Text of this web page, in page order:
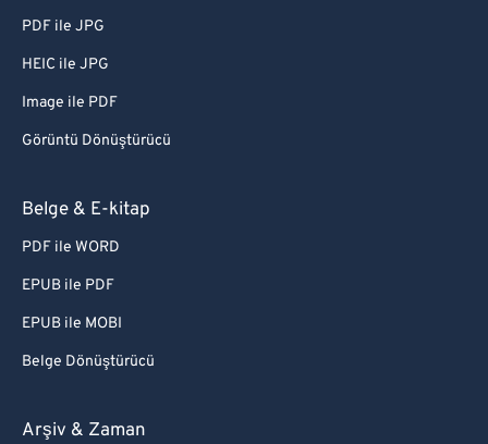
PDF ile JPG
HEIC ile JPG
Image ile PDF
Görüntü Dönüştürücü
Belge & E-kitap
PDF ile WORD
EPUB ile PDF
EPUB ile MOBI
Belge Dönüştürücü
Arşiv & Zaman